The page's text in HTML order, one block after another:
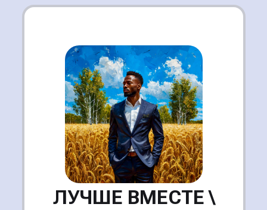
ЛУЧШЕ ВМЕСТЕ \